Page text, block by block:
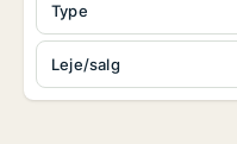
Type
Leje/salg